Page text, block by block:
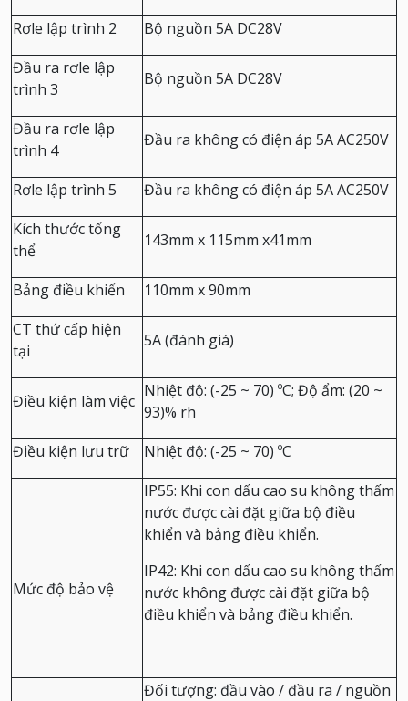
Rơle lập trình 2
Bộ nguồn 5A DC28V
Đầu ra rơle lập
trình 3
Bộ nguồn 5A DC28V
Đầu ra rơle lập
trình 4
Đầu ra không có điện áp 5A AC250V
Rơle lập trình 5
Đầu ra không có điện áp 5A AC250V
Kích thước tổng
thể
143mm x 115mm x41mm
Bảng điều khiển
110mm x 90mm
CT thứ cấp hiện
tại
5A (đánh giá)
Điều kiện làm việc
Nhiệt độ: (-25 ~ 70) ºC; Độ ẩm: (20 ~
93)% rh
Điều kiện lưu trữ
Nhiệt độ: (-25 ~ 70) ºC
Mức độ bảo vệ
IP55: Khi con dấu cao su không thấm
nước được cài đặt giữa bộ điều
khiển và bảng điều khiển.
IP42: Khi con dấu cao su không thấm
nước không được cài đặt giữa bộ
điều khiển và bảng điều khiển.
Đối tượng: đầu vào / đầu ra / nguồn